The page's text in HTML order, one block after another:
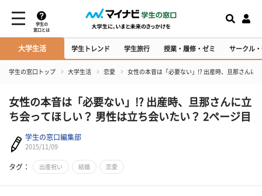
学生の
窓口とは
大学生活 学生トレンド 学生旅行 授業・履修・ゼミ サークル
学生の窓口トップ 大学生活 恋愛 女性の本音は「必要ない」!? 出産時、旦那さんに
女性の本音は「必要ない」!? 出産時、旦那さんに立
ち会ってほしい？ 男性は立ち会いたい？ 2ページ目
学生の窓口編集部
2015/11/09
タグ： 出産祝い 結婚 恋愛